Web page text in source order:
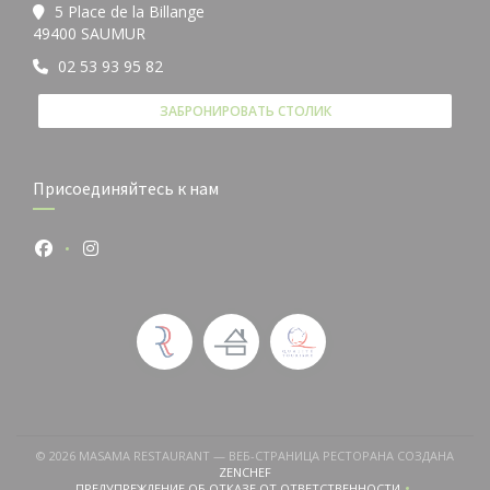
5 Place de la Billange
49400 SAUMUR
02 53 93 95 82
ЗАБРОНИРОВАТЬ СТОЛИК
Присоединяйтесь к нам
Facebook ((открывается в новом окне))
Instagram ((открывается в новом окне))
© 2026 MASAMA RESTAURANT — ВЕБ-СТРАНИЦА РЕСТОРАНА СОЗДАНА
ZENCHEF((ОТКРЫВАЕТСЯ В НОВОМ ОКНЕ))